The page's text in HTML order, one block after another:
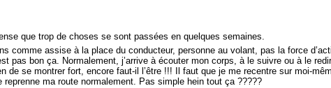
que trop de choses se sont passées en quelques semaines.
comme assise à la place du conducteur, personne au volant, pas la force
pas bon ça. Normalement, j’arrive à écouter mon corps, à le suivre ou à le
de se montrer fort, encore faut-il l’être !!! Il faut que je me recentre sur moi-
ma route normalement. Pas simple hein tout ça ?????